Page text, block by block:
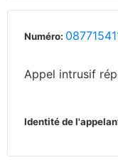
Numéro:
Appel intrusif
Identité de